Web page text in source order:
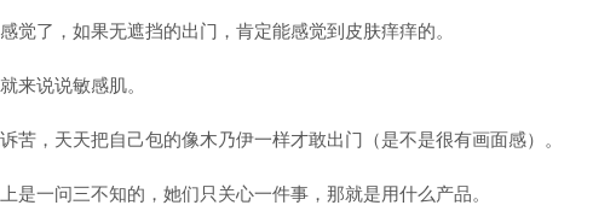
觉了，如果无遮挡的出门，肯定能感觉到皮肤痒痒的。
来说说敏感肌。
苦，天天把自己包的像木乃伊一样才敢出门（是不是很有画面感）。
是一问三不知的，她们只关心一件事，那就是用什么产品。